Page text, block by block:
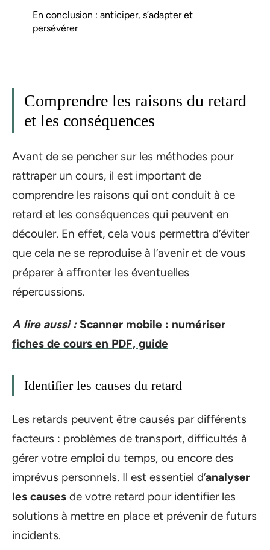
En conclusion : anticiper, s’adapter et
persévérer
Comprendre les raisons du retard
et les conséquences
Avant de se pencher sur les méthodes pour
rattraper un cours, il est important de
comprendre les raisons qui ont conduit à ce
retard et les conséquences qui peuvent en
découler. En effet, cela vous permettra d’éviter
que cela ne se reproduise à l’avenir et de vous
préparer à affronter les éventuelles
répercussions.
A lire aussi : Scanner mobile : numériser
fiches de cours en PDF, guide
Identifier les causes du retard
Les retards peuvent être causés par différents
facteurs : problèmes de transport, difficultés à
gérer votre emploi du temps, ou encore des
imprévus personnels. Il est essentiel d’analyser
les causes de votre retard pour identifier les
solutions à mettre en place et prévenir de futurs
incidents.